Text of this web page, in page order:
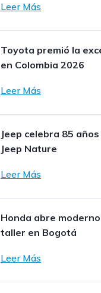
Leer Más
Toyota premió la
en Colombia 2026
Leer Más
Jeep celebra 85
Jeep Nature
Leer Más
Honda abre
taller en Bogotá
Leer Más